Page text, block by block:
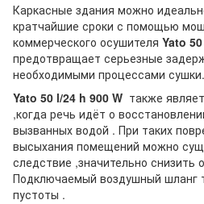
Каркасные здания можно
кратчайшие сроки с помощью
коммерческого осушителя Yato
предотвращает серьезные
необходимыми процессами сушки.
Yato 50 l/24 h 900 W также
,когда речь идёт о
вызванных водой . При таких
высыхания помещений можно
следствие ,значительно снизить
Подключаемый воздушный шланг
пустоты .